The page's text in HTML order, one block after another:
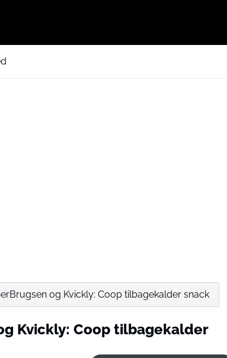
og Kvickly: Coop tilbagekalder snack
Kvickly: Coop tilbagekalder